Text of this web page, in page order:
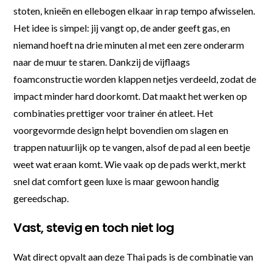
stoten, knieën en ellebogen elkaar in rap tempo afwisselen.
Het idee is simpel: jij vangt op, de ander geeft gas, en
niemand hoeft na drie minuten al met een zere onderarm
naar de muur te staren. Dankzij de vijflaags
foamconstructie worden klappen netjes verdeeld, zodat de
impact minder hard doorkomt. Dat maakt het werken op
combinaties prettiger voor trainer én atleet. Het
voorgevormde design helpt bovendien om slagen en
trappen natuurlijk op te vangen, alsof de pad al een beetje
weet wat eraan komt. Wie vaak op de pads werkt, merkt
snel dat comfort geen luxe is maar gewoon handig
gereedschap.
Vast, stevig en toch niet log
Wat direct opvalt aan deze Thai pads is de combinatie van